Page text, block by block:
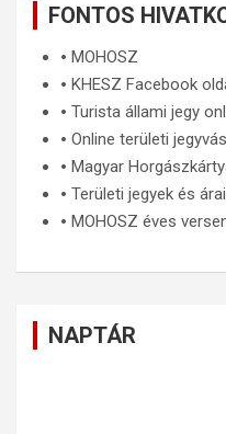
FONTOS
🞄 MOHOSZ
🞄 KHESZ Facebook
🞄 Turista állami jegy
🞄 Online területi
🞄 Magyar
🞄 Területi jegyek és
🞄 MOHOSZ éves
NAPTÁR